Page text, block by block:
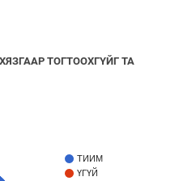
ТОГТООХГҮЙГ ТА
ТИЙМ
ҮГҮЙ